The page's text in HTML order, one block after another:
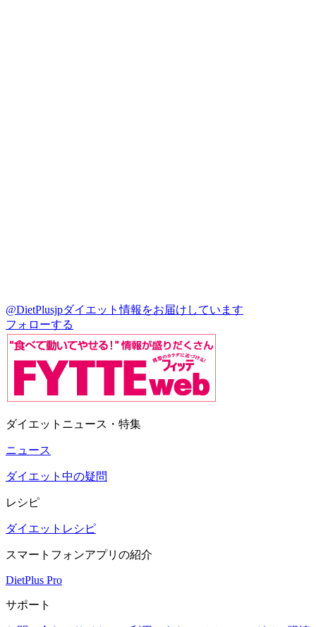
@DietPlusjpダイエット情報をお届けしています
フォローする
ダイエットニュース・特集
ニュース
ダイエット中の疑問
レシピ
ダイエットレシピ
スマートフォンアプリの紹介
DietPlus Pro
サポート